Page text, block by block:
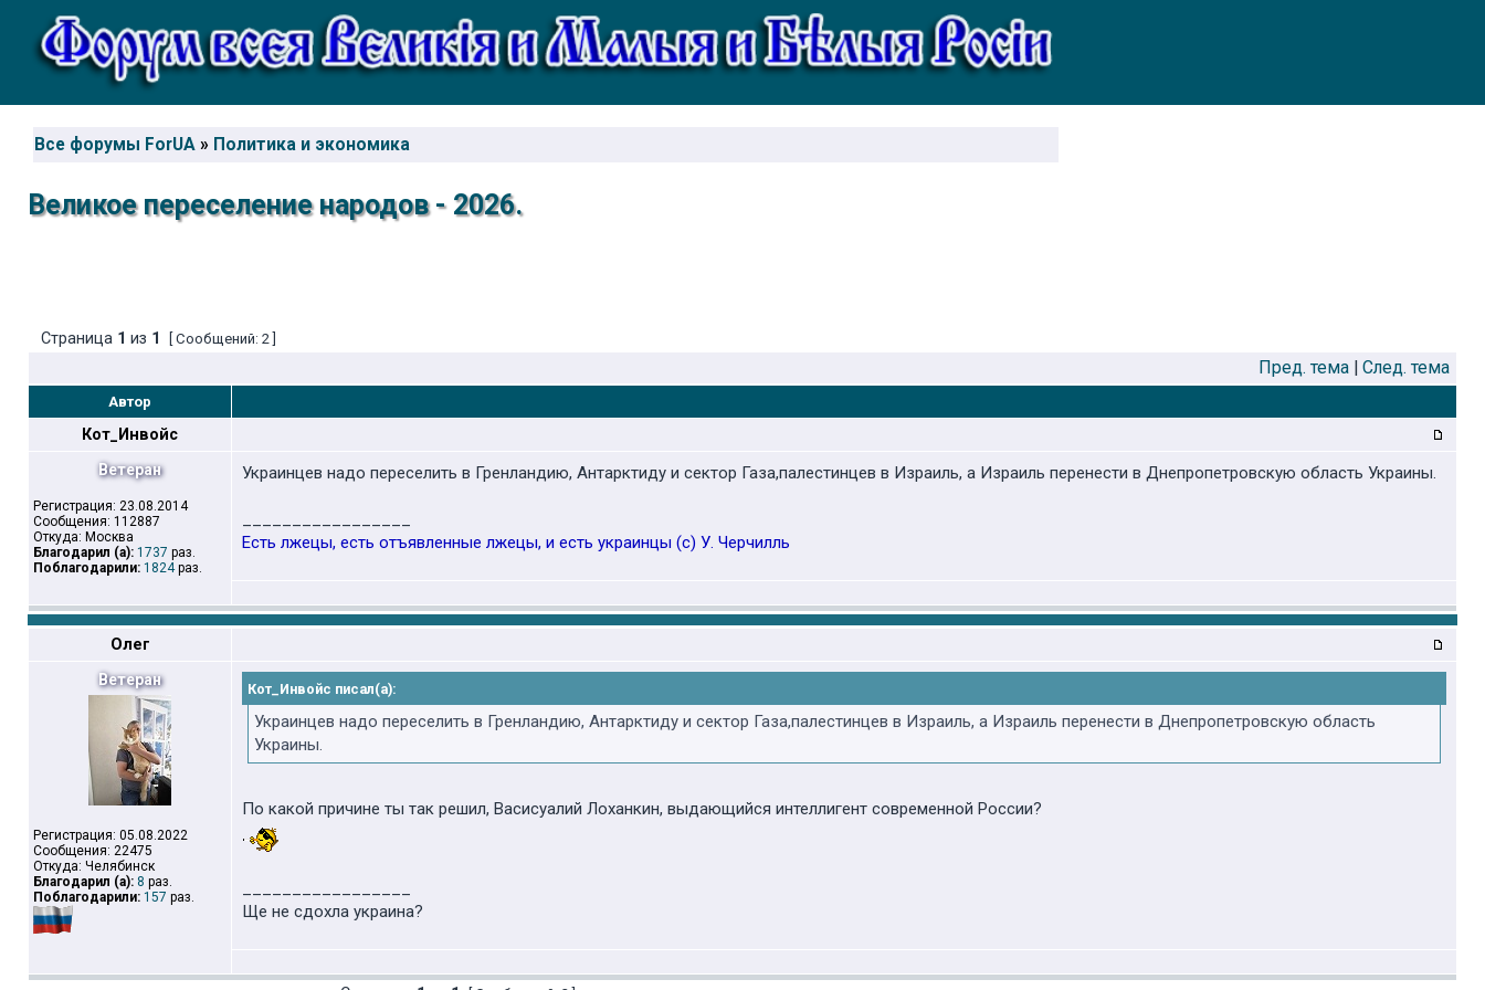
Все форумы ForUA » Политика и экономика
Великое переселение народов - 2026.
Страница 1 из 1 [ Сообщений: 2 ]
Пред. тема | След. тема
Автор
Кот_Инвойс
Ветеран
Регистрация: 23.08.2014
Сообщения: 112887
Откуда: Москва
Благодарил (а): 1737 раз.
Поблагодарили: 1824раз.
Украинцев надо переселить в Гренландию, Антарктиду и сектор Газа,палестинцев в Израиль, а Израиль перенести в Днепропетровскую область Украины.
Есть лжецы, есть отъявленные лжецы, и есть украинцы (с) У. Черчилль
Олег
Ветеран
Регистрация: 05.08.2022
Сообщения: 22475
Откуда: Челябинск
Благодарил (а): 8 раз.
Поблагодарили: 157 раз.
Кот_Инвойс писал(а):
Украинцев надо переселить в Гренландию, Антарктиду и сектор Газа,палестинцев в Израиль, а Израиль перенести в Днепропетровскую область
Украины.
По какой причине ты так решил, Васисуалий Лоханкин, выдающийся интеллигент современной России?
Ще не сдохла украина?